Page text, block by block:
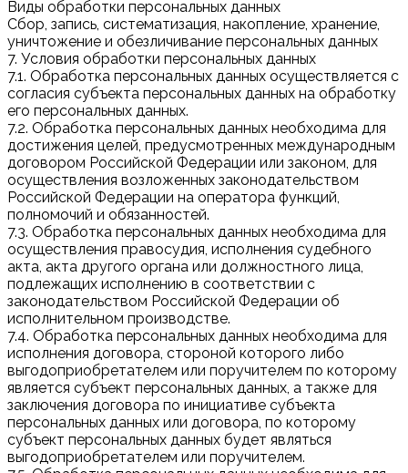
Виды обработки персональных данных
Сбор, запись, систематизация, накопление, хранение,
уничтожение и обезличивание персональных данных
7. Условия обработки персональных данных
7.1. Обработка персональных данных осуществляется с
согласия субъекта персональных данных на обработку
его персональных данных.
7.2. Обработка персональных данных необходима для
достижения целей, предусмотренных международным
договором Российской Федерации или законом, для
осуществления возложенных законодательством
Российской Федерации на оператора функций,
полномочий и обязанностей.
7.3. Обработка персональных данных необходима для
осуществления правосудия, исполнения судебного
акта, акта другого органа или должностного лица,
подлежащих исполнению в соответствии с
законодательством Российской Федерации об
исполнительном производстве.
7.4. Обработка персональных данных необходима для
исполнения договора, стороной которого либо
выгодоприобретателем или поручителем по которому
является субъект персональных данных, а также для
заключения договора по инициативе субъекта
персональных данных или договора, по которому
субъект персональных данных будет являться
выгодоприобретателем или поручителем.